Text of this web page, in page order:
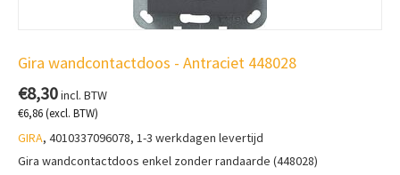
Gira wandcontactdoos - Antraciet 448028
€8,30incl. BTW
€6,86(excl. BTW)
GIRA, 4010337096078, 1-3 werkdagen levertijd
Gira wandcontactdoos enkel zonder randaarde (448028)